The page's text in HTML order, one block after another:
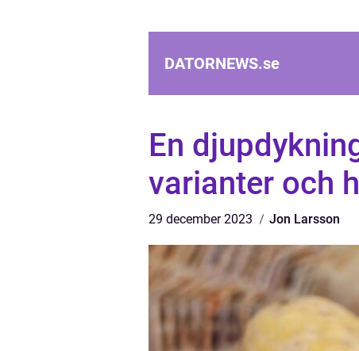
DATORNEWS.se
En
varianter och
29 december 2023 Jon Larsson